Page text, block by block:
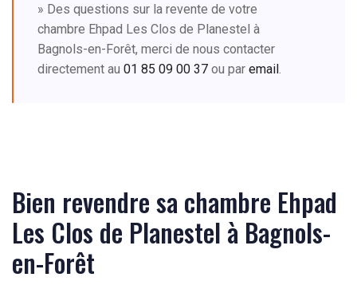
» Des questions sur la revente de votre
chambre Ehpad Les Clos de Planestel à
Bagnols-en-Forêt, merci de nous contacter
directement au 01 85 09 00 37 ou par email
Bien revendre sa chambre Ehpad
Les Clos de Planestel à Bagnols-
en-Forêt